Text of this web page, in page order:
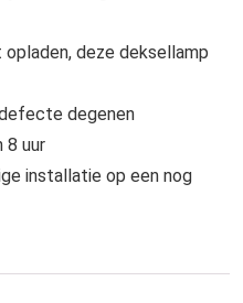
deze deksellamp
degenen
8 uur
installatie op een nog